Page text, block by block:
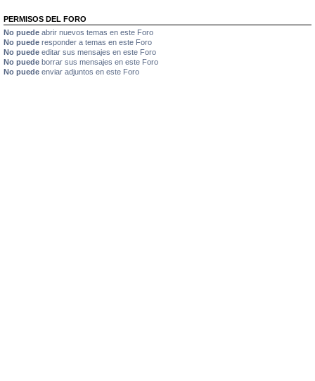
PERMISOS DEL FORO
No puede abrir nuevos temas en este Foro
No puede responder a temas en este Foro
No puede editar sus mensajes en este Foro
No puede borrar sus mensajes en este Foro
No puede enviar adjuntos en este Foro